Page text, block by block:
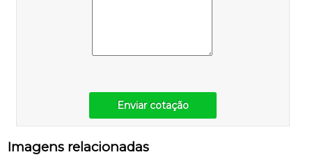
Enviar cotação
Imagens relacionadas